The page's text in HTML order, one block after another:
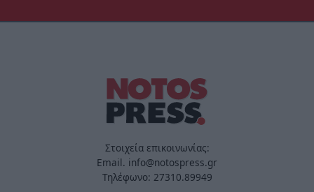
Στοιχεία επικοινωνίας:
Email. info@notospress.gr
Τηλέφωνο: 27310.89949